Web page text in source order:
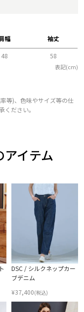
幅 袖丈
48 58
表記(cm)
等)、色味やサイズ等の仕
ださい。
アイテム
DSC / シルクネップカー
ブデニム
¥37,400(税込)